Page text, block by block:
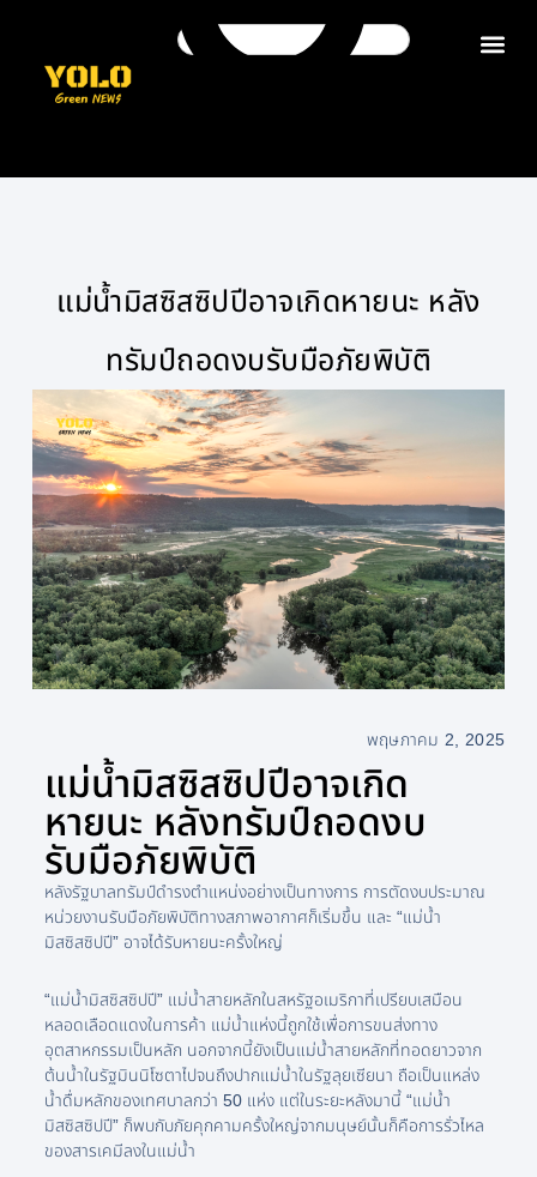
แม่น้ำมิสซิสซิปปีอาจเกิดหายนะ หลัง
ทรัมป์ถอดงบรับมือภัยพิบัติ
พฤษภาคม 2, 2025
แม่น้ำมิสซิสซิปปีอาจเกิด
หายนะ หลังทรัมป์ถอดงบ
รับมือภัยพิบัติ
หลังรัฐบาลทรัมป์ดำรงตำแหน่งอย่างเป็นทางการ การตัดงบประมาณ
หน่วยงานรับมือภัยพิบัติทางสภาพอากาศก็เริ่มขึ้น และ “แม่น้ำ
มิสซิสซิปปี” อาจได้รับหายนะครั้งใหญ่
“แม่น้ำมิสซิสซิปปี” แม่น้ำสายหลักในสหรัฐอเมริกาที่เปรียบเสมือน
หลอดเลือดแดงในการค้า แม่น้ำแห่งนี้ถูกใช้เพื่อการขนส่งทาง
อุตสาหกรรมเป็นหลัก นอกจากนี้ยังเป็นแม่น้ำสายหลักที่ทอดยาวจาก
ต้นน้ำในรัฐมินนิโซตาไปจนถึงปากแม่น้ำในรัฐลุยเซียนา ถือเป็นแหล่ง
น้ำดื่มหลักของเทศบาลกว่า 50 แห่ง แต่ในระยะหลังมานี้ “แม่น้ำ
มิสซิสซิปปี” ก็พบกับภัยคุกคามครั้งใหญ่จากมนุษย์นั้นก็คือการรั่วไหล
ของสารเคมีลงในแม่น้ำ